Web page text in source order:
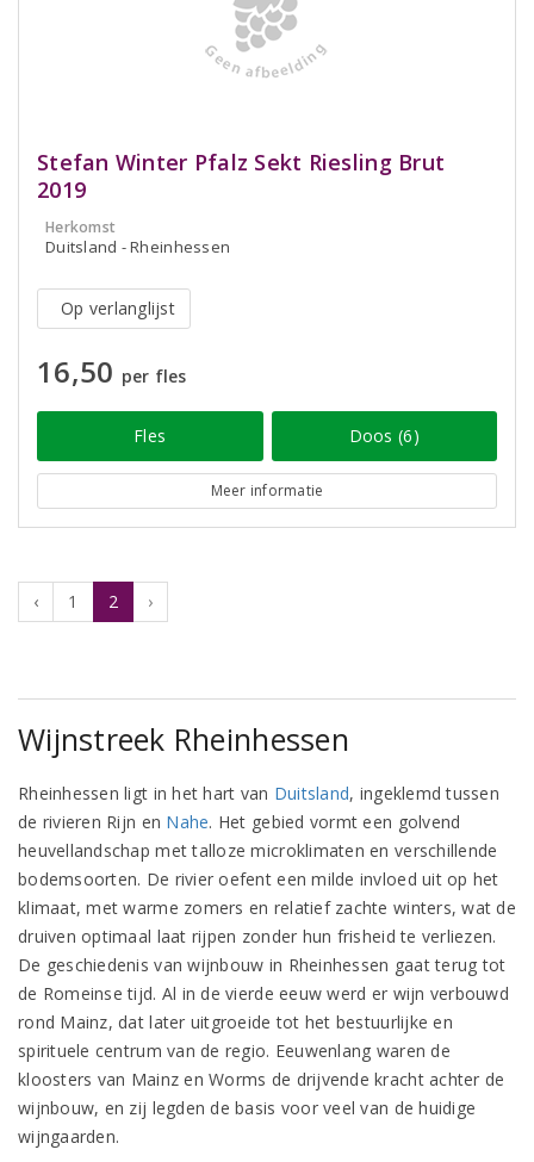
Stefan Winter Pfalz Sekt Riesling Brut
2019
Herkomst
Duitsland - Rheinhessen
Op verlanglijst
16,50 per fles
Fles Doos (6)
Meer informatie
‹ 1 2 ›
Wijnstreek Rheinhessen
Rheinhessen ligt in het hart van Duitsland, ingeklemd tussen
de rivieren Rijn en Nahe. Het gebied vormt een golvend
heuvellandschap met talloze microklimaten en verschillende
bodemsoorten. De rivier oefent een milde invloed uit op het
klimaat, met warme zomers en relatief zachte winters, wat de
druiven optimaal laat rijpen zonder hun frisheid te verliezen.
De geschiedenis van wijnbouw in Rheinhessen gaat terug tot
de Romeinse tijd. Al in de vierde eeuw werd er wijn verbouwd
rond Mainz, dat later uitgroeide tot het bestuurlijke en
spirituele centrum van de regio. Eeuwenlang waren de
kloosters van Mainz en Worms de drijvende kracht achter de
wijnbouw, en zij legden de basis voor veel van de huidige
wijngaarden.